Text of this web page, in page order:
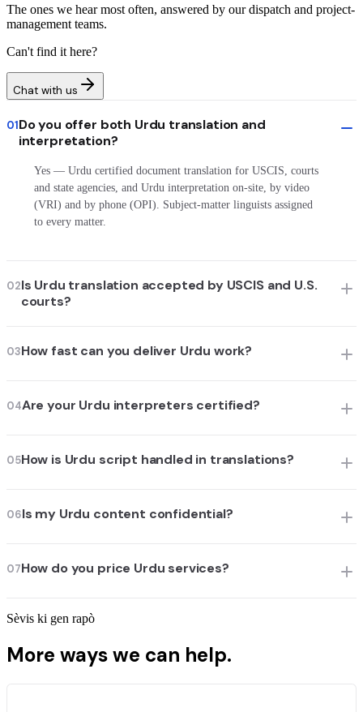
The ones we hear most often, answered by our dispatch and project-
management teams.
Can't find it here?
Chat with us
01Do you offer both Urdu translation and
interpretation?
Yes — Urdu certified document translation for USCIS, courts
and state agencies, and Urdu interpretation on-site, by video
(VRI) and by phone (OPI). Subject-matter linguists assigned
to every matter.
02Is Urdu translation accepted by USCIS and U.S.
courts?
03How fast can you deliver Urdu work?
04Are your Urdu interpreters certified?
05How is Urdu script handled in translations?
06Is my Urdu content confidential?
07How do you price Urdu services?
Sèvis ki gen rapò
More ways we can help.